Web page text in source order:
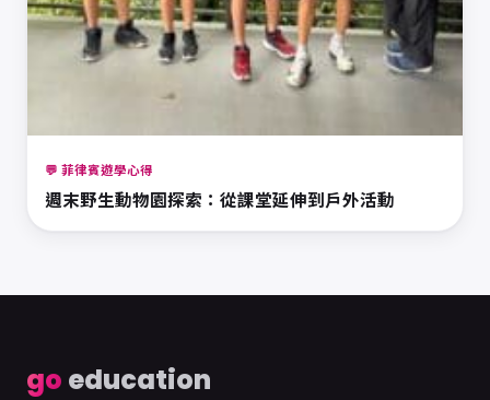
💬 菲律賓遊學心得
週末野生動物園探索：從課堂延伸到戶外活動
go education